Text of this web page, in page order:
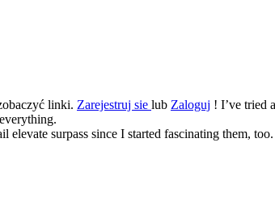
linki. Zarejestruj sie lub Zaloguj ! I’ve tried
surpass since I started fascinating them,